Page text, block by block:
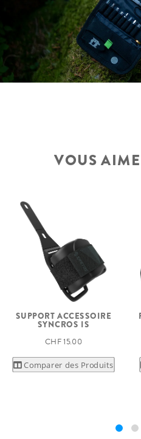
VOUS
SUPPORT ACCESSOIRE
SYNCROS IS
CHF 15.00
Comparer des Produits